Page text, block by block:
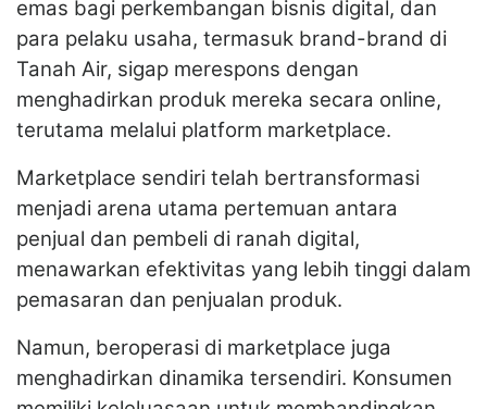
emas bagi perkembangan bisnis digital, dan
para pelaku usaha, termasuk brand-brand di
Tanah Air, sigap merespons dengan
menghadirkan produk mereka secara online,
terutama melalui platform marketplace.
Marketplace sendiri telah bertransformasi
menjadi arena utama pertemuan antara
penjual dan pembeli di ranah digital,
menawarkan efektivitas yang lebih tinggi dalam
pemasaran dan penjualan produk.
Namun, beroperasi di marketplace juga
menghadirkan dinamika tersendiri. Konsumen